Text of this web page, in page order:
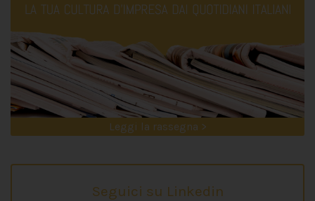
Leggi la rassegna >
Seguici su Linkedin